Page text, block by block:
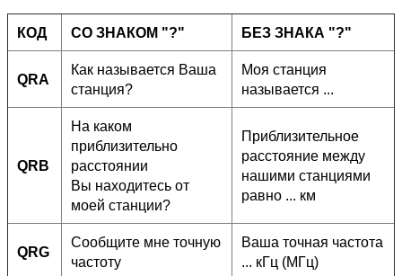
КОД СО ЗНАКОМ "?" БЕЗ ЗНАКА "?"
QRA
Как называется Ваша
станция?
Моя станция
называется ...
QRB
На каком
приблизительно
расстоянии
Вы находитесь от
моей станции?
Приблизительное
расстояние между
нашими станциями
равно ... км
QRG
Сообщите мне точную
частоту
Ваша точная частота
... кГц (МГц)